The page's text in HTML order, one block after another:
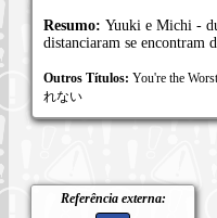
Resumo: Yuuki e Michi -
distanciaram se encontram
Outros Títulos: You're the
れない
Referência externa: